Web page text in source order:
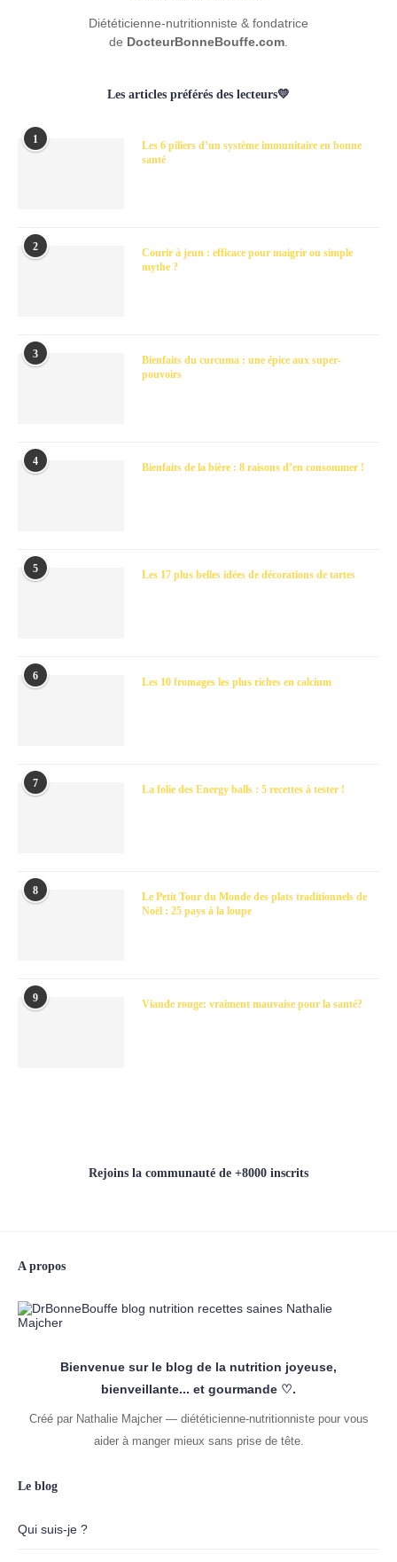
Diététicienne-nutritionniste & fondatrice
de DocteurBonneBouffe.com
Les articles préférés des lecteurs💛
1
Les 6 piliers d’un système immunitaire en bonne
santé
2
Courir à jeun : efficace pour maigrir ou simple
mythe ?
3
Bienfaits du curcuma : une épice aux super-
pouvoirs
4 Bienfaits de la bière : 8 raisons d’en consommer !
5 Les 17 plus belles idées de décorations de tartes
6 Les 10 fromages les plus riches en calcium
7 La folie des Energy balls : 5 recettes à tester !
8
Le Petit Tour du Monde des plats traditionnels de
Noël : 25 pays à la loupe
9 Viande rouge: vraiment mauvaise pour la santé?
Rejoins la communauté de +8000 inscrits
A propos
Bienvenue sur le blog de la nutrition joyeuse,
bienveillante... et gourmande ♡.
Créé par Nathalie Majcher — diététicienne-nutritionniste pour vous
aider à manger mieux sans prise de tête.
Le blog
Qui suis-je ?